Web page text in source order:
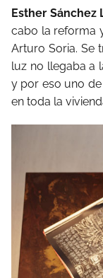
Esther Sánchez
cabo la reforma
Arturo Soria. Se
luz no llegaba a
y por eso uno
en toda la